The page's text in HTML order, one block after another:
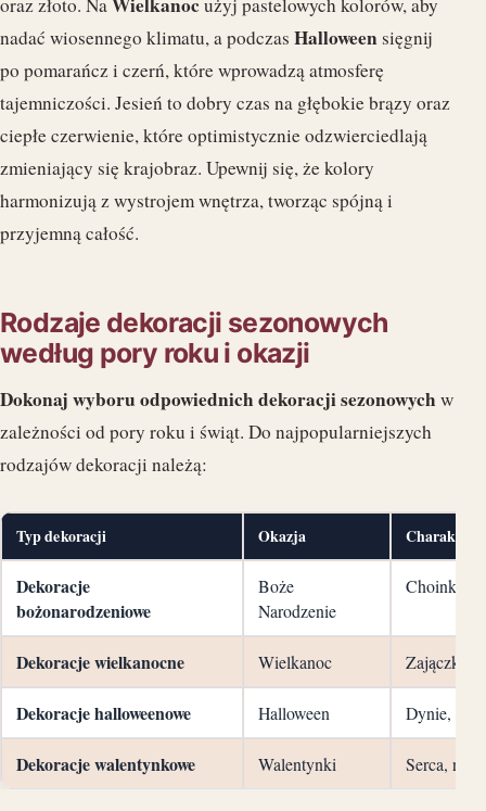
nadać wiosennego klimatu, a podczas Halloween sięgnij
po pomarańcz i czerń, które wprowadzą atmosferę
tajemniczości. Jesień to dobry czas na głębokie brązy oraz
ciepłe czerwienie, które optimistycznie odzwierciedlają
zmieniający się krajobraz. Upewnij się, że kolory
harmonizują z wystrojem wnętrza, tworząc spójną i
przyjemną całość.
Rodzaje dekoracji sezonowych
według pory roku i okazji
Dokonaj wyboru odpowiednich dekoracji sezonowych w
zależności od pory roku i świąt. Do najpopularniejszych
rodzajów dekoracji należą:
Typ dekoracji Okazja
Dekoracje
bożonarodzeniowe
Boże
Narodzenie
Choinki,
Dekoracje wielkanocne Wielkanoc Zajączki,
Dekoracje halloweenowe Halloween Dynie,
Dekoracje walentynkowe Walentynki Serca,